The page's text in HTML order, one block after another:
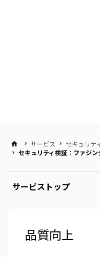
サービス
セキュリテ
セキュリティ検証：ファジン
サービストップ
品質向上